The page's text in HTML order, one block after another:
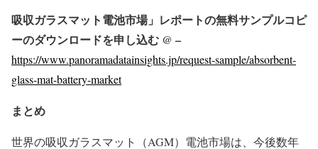
吸収ガラスマット電池市場」レポートの無料サンプルコピ
ーのダウンロードを申し込む @ –
https://www.panoramadatainsights.jp/request-sample/absorbent-
glass-mat-battery-market
まとめ
世界の吸収ガラスマット（AGM）電池市場は、今後数年